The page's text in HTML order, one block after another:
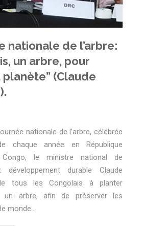
nationale de l’arbre:
un arbre, pour
(Claude
nationale de l’arbre, célébrée
chaque année en République
Congo, le ministre national de
développement durable Claude
tous les Congolais à planter
un arbre, afin de préserver les
monde...